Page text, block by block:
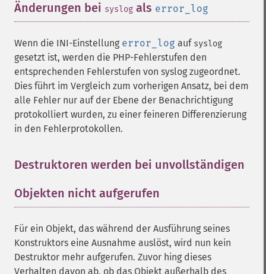
Änderungen bei syslog als error_log
Wenn die INI-Einstellung error_log auf syslog
gesetzt ist, werden die PHP-Fehlerstufen den
entsprechenden Fehlerstufen von syslog zugeordnet.
Dies führt im Vergleich zum vorherigen Ansatz, bei dem
alle Fehler nur auf der Ebene der Benachrichtigung
protokolliert wurden, zu einer feineren Differenzierung
in den Fehlerprotokollen.
Destruktoren werden bei unvollständigen
Objekten nicht aufgerufen
Für ein Objekt, das während der Ausführung seines
Konstruktors eine Ausnahme auslöst, wird nun kein
Destruktor mehr aufgerufen. Zuvor hing dieses
Verhalten davon ab, ob das Objekt außerhalb des